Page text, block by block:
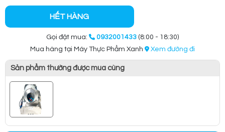
HẾT HÀNG
Gọi đặt mua: 0932001433 (8:00 - 18:30)
Mua hàng tại Máy Thực Phẩm Xanh
Xem đường đi
Sản phẩm thường được mua cùng